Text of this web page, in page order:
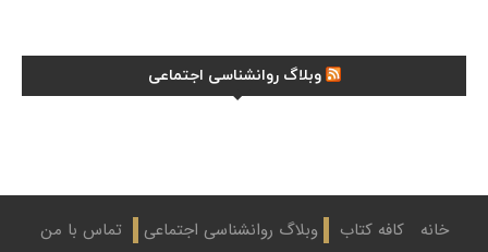
وبلاگ روانشناسی اجتماعی
خانه کافه کتاب وبلاگ روانشناسی اجتماعی تماس با من